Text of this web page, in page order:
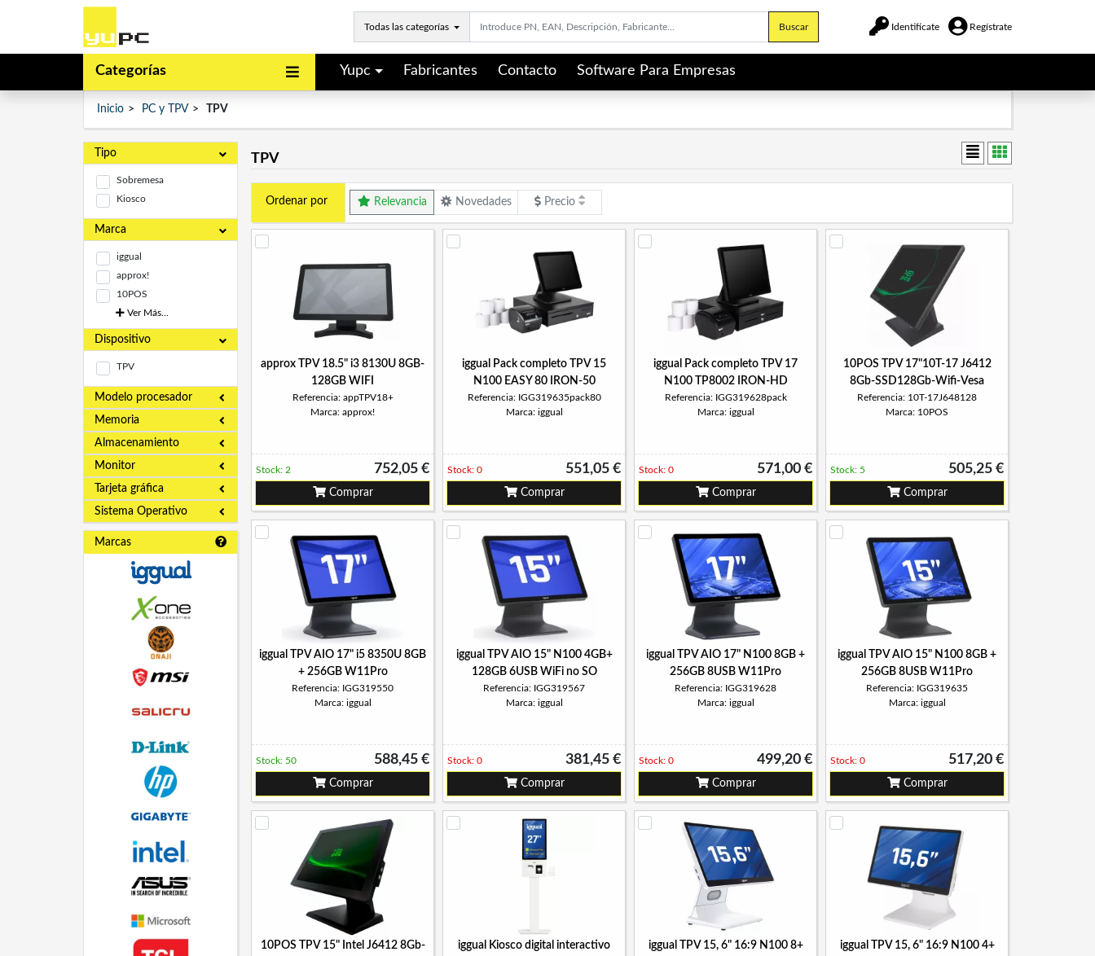
Todas las categorías Buscar Identifícate Regístrate
Categorías Yupc Fabricantes Contacto Software Para Empresas
Inicio PC y TPV TPV
Tipo
Sobremesa
Kiosco
Marca
iggual
approx!
10POS
Ver Más...
Dispositivo
TPV
Modelo procesador
Memoria
Almacenamiento
Monitor
Tarjeta gráfica
Sistema Operativo
Marcas
TPV
Ordenar por Relevancia Novedades Precio
approx TPV 18.5" i3 8130U 8GB-
128GB WIFI
Referencia: appTPV18+
Marca: approx!
752,05 €
Stock: 2
Comprar
iggual Pack completo TPV 15
N100 EASY 80 IRON-50
Referencia: IGG319635pack80
Marca: iggual
551,05 €
Stock: 0
Comprar
iggual Pack completo TPV 17
N100 TP8002 IRON-HD
Referencia: IGG319628pack
Marca: iggual
571,00 €
Stock: 0
Comprar
10POS TPV 17"10T-17 J6412
8Gb-SSD128Gb-Wifi-Vesa
Referencia: 10T-17J648128
Marca: 10POS
505,25 €
Stock: 5
Comprar
iggual TPV AIO 17" i5 8350U 8GB
+ 256GB W11Pro
Referencia: IGG319550
Marca: iggual
588,45 €
Stock: 50
Comprar
iggual TPV AIO 15" N100 4GB+
128GB 6USB WiFi no SO
Referencia: IGG319567
Marca: iggual
381,45 €
Stock: 0
Comprar
iggual TPV AIO 17" N100 8GB +
256GB 8USB W11Pro
Referencia: IGG319628
Marca: iggual
499,20 €
Stock: 0
Comprar
iggual TPV AIO 15" N100 8GB +
256GB 8USB W11Pro
Referencia: IGG319635
Marca: iggual
517,20 €
Stock: 0
Comprar
10POS TPV 15" Intel J6412 8Gb-
iggual Kiosco digital interactivo
iggual TPV 15, 6" 16:9 N100 8+
iggual TPV 15, 6" 16:9 N100 4+